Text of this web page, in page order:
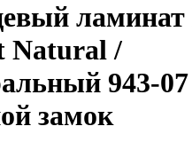
ламинат
Natural /
943-
замок